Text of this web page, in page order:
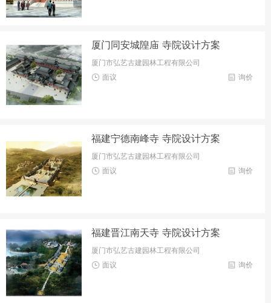
厦门同安城隍庙 寺院设计方案
厦门市弘艺古建园林工程有限公司
询价
面议
福建宁德南峰寺 寺院设计方案
厦门市弘艺古建园林工程有限公司
询价
面议
福建晋江南天寺 寺院设计方案
厦门市弘艺古建园林工程有限公司
询价
面议